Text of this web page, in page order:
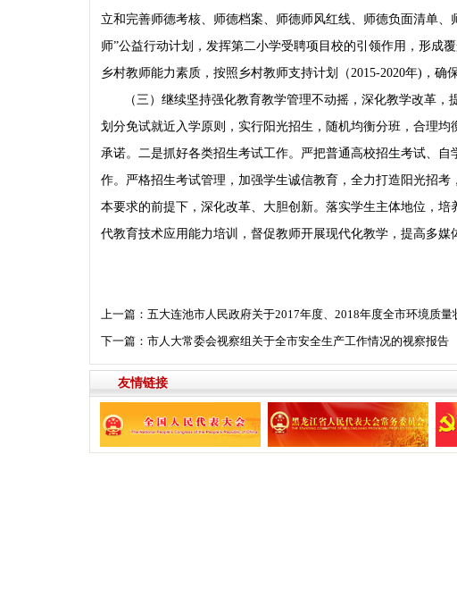
立和完善师德考核、师德档案、师德师风红线、师德负面清单
师”公益行动计划，发挥第二小学受聘项目校的引领作用，形成
乡村教师能力素质，按照乡村教师支持计划（2015-2020年)，确
（三）继续坚持强化教育教学管理不动摇，深化教学改革
划分免试就近入学原则，实行阳光招生，随机均衡分班，合理
承诺。二是抓好各类招生考试工作。严把普通高校招生考试、
作。严格招生考试管理，加强学生诚信教育，全力打造阳光招
本要求的前提下，深化改革、大胆创新。落实学生主体地位，
代教育技术应用能力培训，督促教师开展现代化教学，提高多
上一篇： 五大连池市人民政府关于2017年度、2018年度全市环境质
下一篇： 市人大常委会视察组关于全市安全生产工作情况的视察报告
友情链接